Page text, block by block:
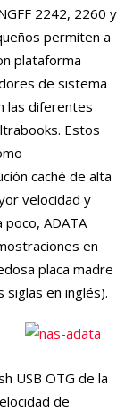
2242, 2260 y
permiten a
plataforma
de sistema
las diferentes
Estos
caché de alta
velocidad y
poco, ADATA
en
placa madre
siglas en inglés).
USB OTG de la
de